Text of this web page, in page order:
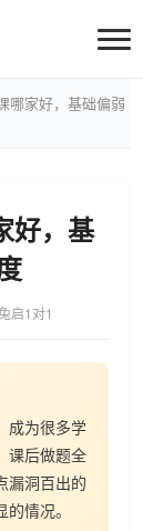
哪家好，基础偏弱
好，基
启1对1
成为很多学
课后做题全
漏洞百出的
情况。